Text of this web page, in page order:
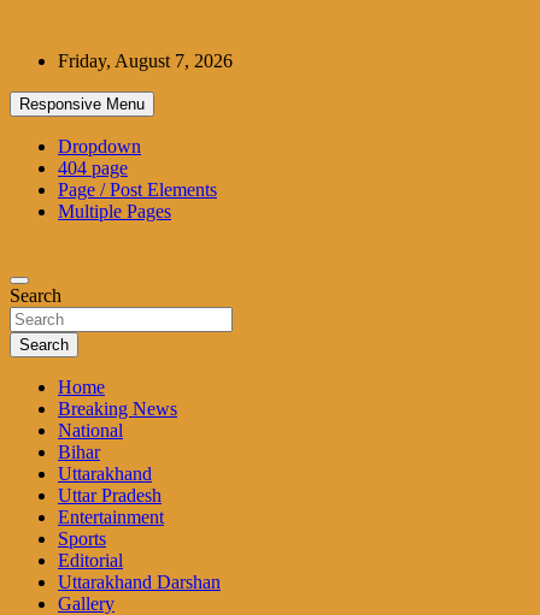
contentFriday, August 7, 2026
Responsive Menu
Dropdown
404 page
Page / Post Elements
Multiple Pages
Search
Search
Home
Breaking News
National
Bihar
Uttarakhand
Uttar Pradesh
Entertainment
Sports
Editorial
Uttarakhand Darshan
Gallery